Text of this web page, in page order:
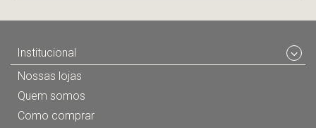
Institucional
Nossas lojas
Quem somos
Como comprar